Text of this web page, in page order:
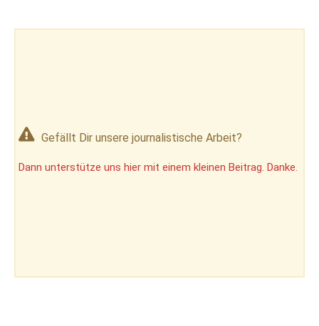
Gefällt Dir unsere journalistische Arbeit?
Dann unterstütze uns hier mit einem kleinen Beitrag. Danke.